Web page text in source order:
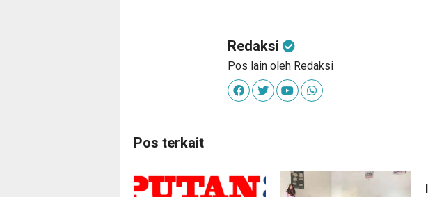
Redaksi
Pos lain oleh Redaksi
Pos terkait